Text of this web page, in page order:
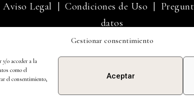
Gestionar consentimiento
y/o acceder a la
como el
el consentimiento,
Aceptar
Aviso Legal Condiciones de Uso |
datos
BINDU 2013 SL Todos los derechos
Diseño web hecho por Duoncreative